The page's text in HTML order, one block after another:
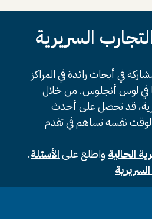
السريرية
في أبحاث رائدة في المراكز
في لوس أنجلوس. من خلال
قد تحصل على أحدث
الوقت نفسه تساهم في تقدم
.
الحالية واطلع علىالأسئلة